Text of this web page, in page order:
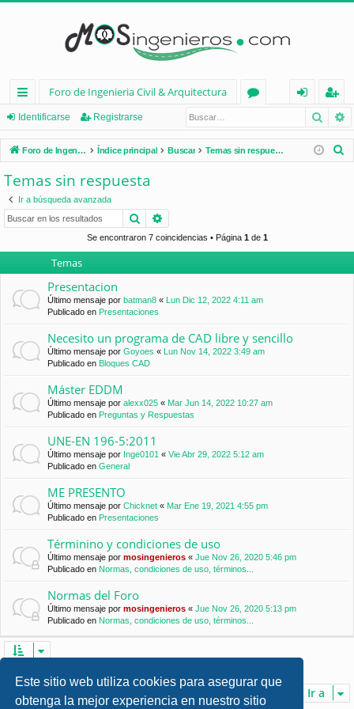
Este sitio web utiliza cookies para asegurar que
obtenga la mejor experiencia en nuestro sitio
nl
ac
es
rá
pi
Foro de Ingenieria Civil & Arquitectura
os
nt
ifi
eg
ist
ra
Identificarse Registrarse
Foro de Ingenieria Civil & Arquitectura Índice principal Buscar Temas sin respuesta
Temas sin respuesta
Ir a búsqueda avanzada
Buscar
Se encontraron 7 coincidencias • Página 1de 1
Temas
Presentacion
Último mensaje por batman8 «
Lun Dic 12, 2022 4:11 am
Publicado en Presentaciones
Necesito un programa de CAD libre y sencillo
Último mensaje por Goyoes «
Lun Nov 14, 2022 3:49 am
Publicado en Bloques CAD
Máster EDDM
Último mensaje por alexx025 « Mar Jun 14, 2022 10:27 am
Publicado en Preguntas y Respuestas
UNE-EN 196-5:2011
Último mensaje por Inge0101 « Vie Abr 29, 2022 5:12 am
Publicado en General
ME PRESENTO
Último mensaje por Chicknet « Mar Ene 19, 2021 4:55 pm
Publicado en Presentaciones
Términino y condiciones de uso
Último mensaje por mosingenieros « Jue Nov 26, 2020 5:46 pm
Publicado en Normas, condiciones de uso, términos...
Normas del Foro
Último mensaje por mosingenieros « Jue Nov 26, 2020 5:13 pm
Publicado en Normas, condiciones de uso, términos...
Ir a